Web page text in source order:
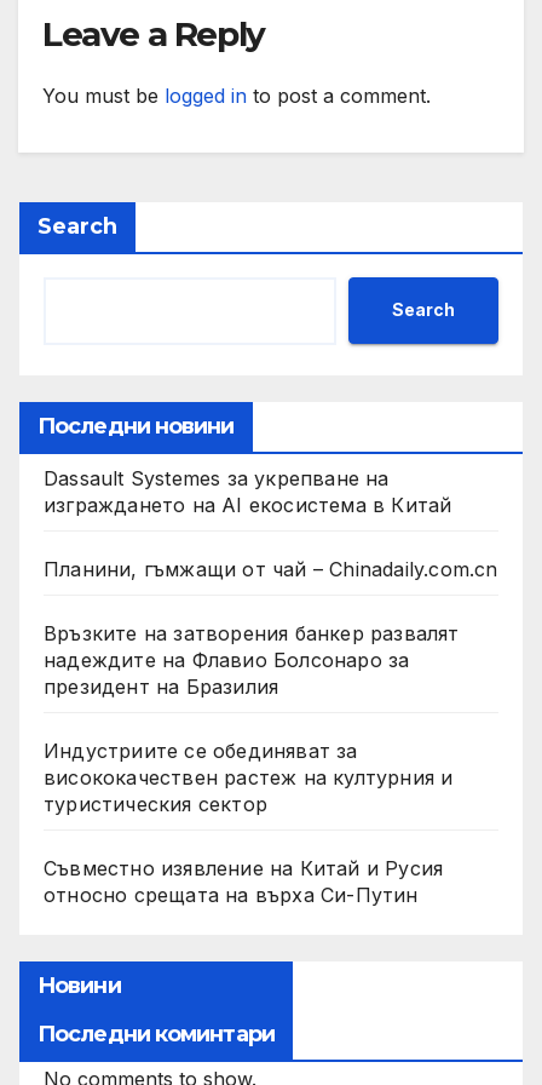
Leave a Reply
You must be logged in to post a comment.
Search
Search
Последни новини
Dassault Systemes за укрепване на
изграждането на AI екосистема в Китай
Планини, гъмжащи от чай – Chinadaily.com.cn
Връзките на затворения банкер развалят
надеждите на Флавио Болсонаро за
президент на Бразилия
Индустриите се обединяват за
висококачествен растеж на културния и
туристическия сектор
Съвместно изявление на Китай и Русия
относно срещата на върха Си-Путин
Новини
Последни коминтари
No comments to show.